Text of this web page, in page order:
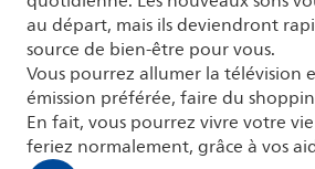
au départ, mais ils deviendront
source de bien-être pour vous.
Vous pourrez allumer la télévision
émission préférée, faire du
En fait, vous pourrez vivre votre
feriez normalement, grâce à vos